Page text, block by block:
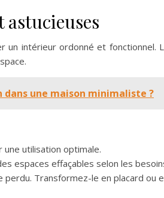
un intérieur ordonné et fonctionnel.
une maison minimaliste ?
utilisation optimale.
espaces effaçables selon les
perdu. Transformez-le en placard ou